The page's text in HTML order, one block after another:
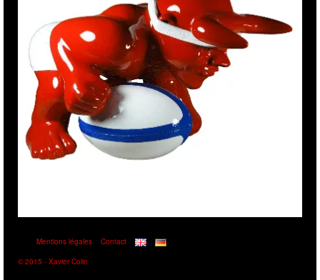
Mentions légales
Contact
© 2015 - Xavier Colin